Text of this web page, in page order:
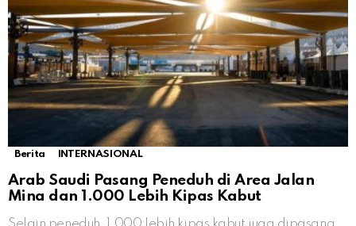
Berita INTERNASIONAL
Arab Saudi Pasang Peneduh di Area Jalan
Mina dan 1.000 Lebih Kipas Kabut